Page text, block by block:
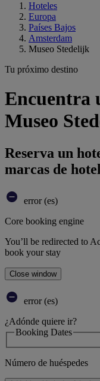
Hoteles
Europa
Países Bajos
Amsterdam
Museo Stedelijk
Tu próximo destino
Encuentra
Museo
Reserva un
marcas de
error (es)
Core booking engine
You’ll be redirected to
book your stay
Close window
error (es)
¿Adónde quiere ir?
Booking Dates
Número de huéspedes